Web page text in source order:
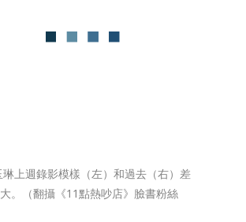
。（翻攝《11點熱吵店》臉書粉絲